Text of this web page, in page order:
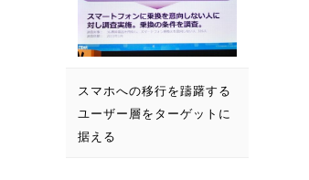
スマホへの移行を躊躇する
ユーザー層をターゲットに
据える